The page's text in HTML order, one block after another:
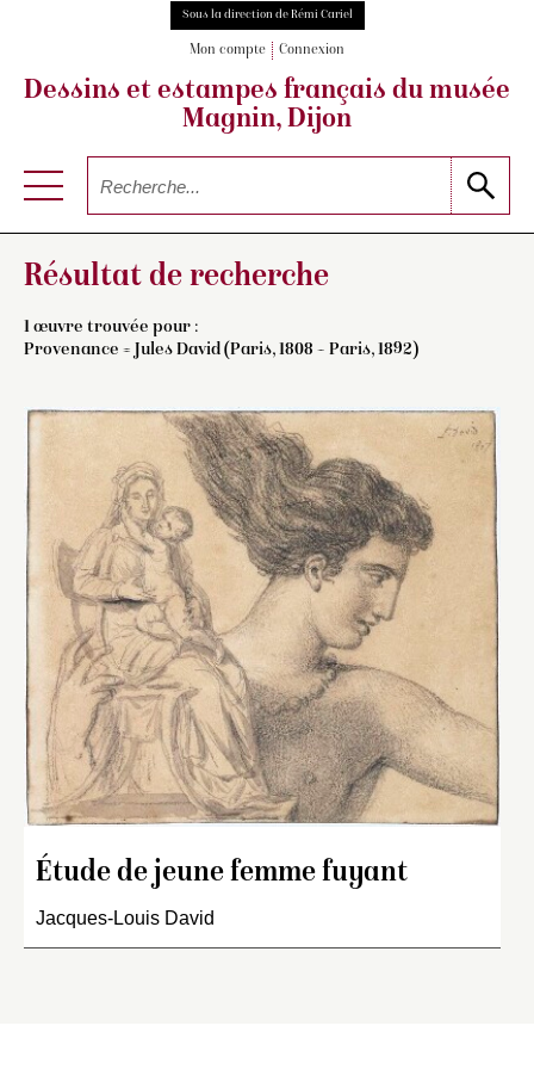
Sous la direction de Rémi Cariel
Mon compte Connexion
Dessins et estampes français du musée
Magnin, Dijon
Résultat de recherche
1 œuvre trouvée pour :
Provenance = Jules David (Paris, 1808 – Paris, 1892)
Étude de jeune femme fuyant
Jacques-Louis David